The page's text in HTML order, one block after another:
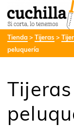
Tienda Tijeras
peluquería